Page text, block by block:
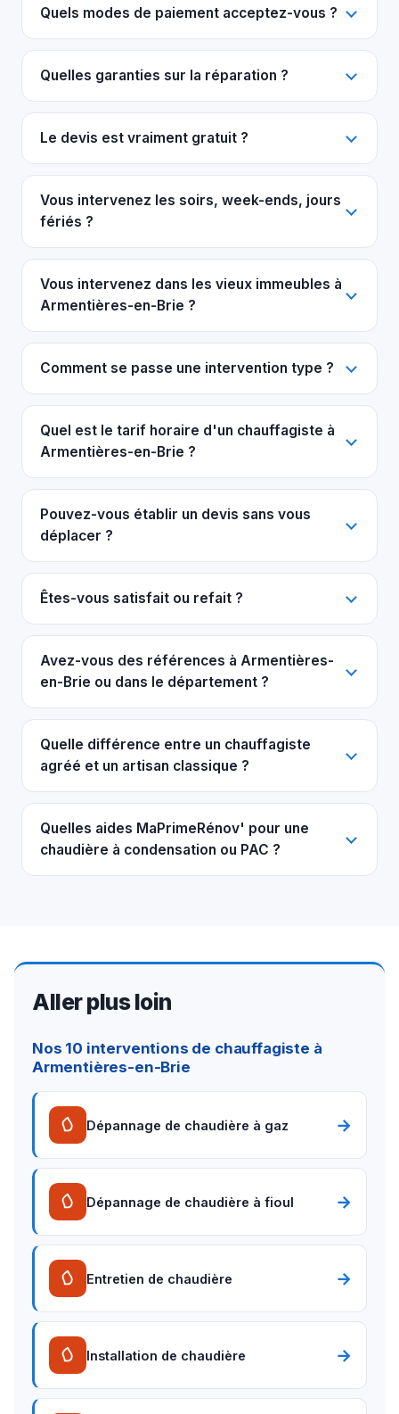
Quels modes de paiement acceptez-vous ?
Quelles garanties sur la réparation ?
Le devis est vraiment gratuit ?
Vous intervenez les soirs, week-ends, jours
fériés ?
Vous intervenez dans les vieux immeubles à
Armentières-en-Brie ?
Comment se passe une intervention type ?
Quel est le tarif horaire d'un chauffagiste à
Armentières-en-Brie ?
Pouvez-vous établir un devis sans vous
déplacer ?
Êtes-vous satisfait ou refait ?
Avez-vous des références à Armentières-
en-Brie ou dans le département ?
Quelle différence entre un chauffagiste
agréé et un artisan classique ?
Quelles aides MaPrimeRénov' pour une
chaudière à condensation ou PAC ?
Aller plus loin
Nos 10 interventions de chauffagiste à
Armentières-en-Brie
Dépannage de chaudière à gaz →
Dépannage de chaudière à fioul →
Entretien de chaudière →
Installation de chaudière →